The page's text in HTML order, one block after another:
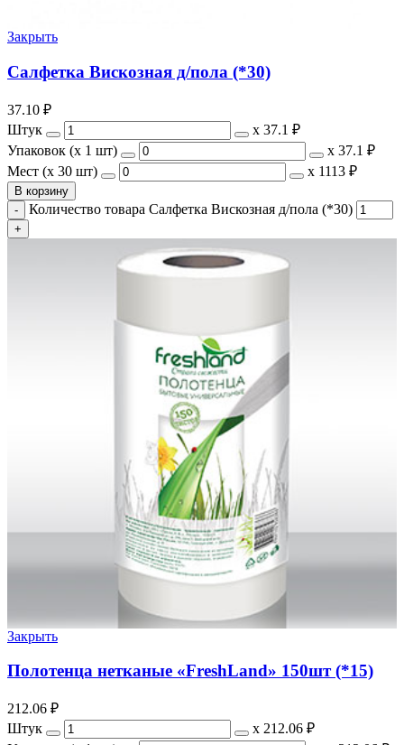
Закрыть
Салфетка Вискозная д/пола (*30)
37.10 ₽
Штук
х 37.1 ₽
Упаковок (x 1 шт)
х 37.1 ₽
Мест (x 30 шт)
х 1113 ₽
В корзину
Количество товара Салфетка Вискозная д/пола (*30)
Закрыть
Полотенца нетканые «FreshLand» 150шт (*15)
212.06 ₽
Штук
х 212.06 ₽